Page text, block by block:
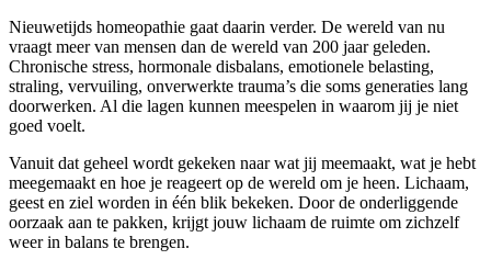
Nieuwetijds homeopathie gaat daarin verder. De wereld van nu
vraagt meer van mensen dan de wereld van 200 jaar geleden.
Chronische stress, hormonale disbalans, emotionele belasting,
straling, vervuiling, onverwerkte trauma’s die soms generaties lang
doorwerken. Al die lagen kunnen meespelen in waarom jij je niet
goed voelt.
Vanuit dat geheel wordt gekeken naar wat jij meemaakt, wat je hebt
meegemaakt en hoe je reageert op de wereld om je heen. Lichaam,
geest en ziel worden in één blik bekeken. Door de onderliggende
oorzaak aan te pakken, krijgt jouw lichaam de ruimte om zichzelf
weer in balans te brengen.